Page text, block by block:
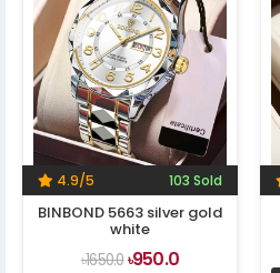
4.9/5 103 Sold
BINBOND 5663 silver gold
white
৳1650.0৳950.0